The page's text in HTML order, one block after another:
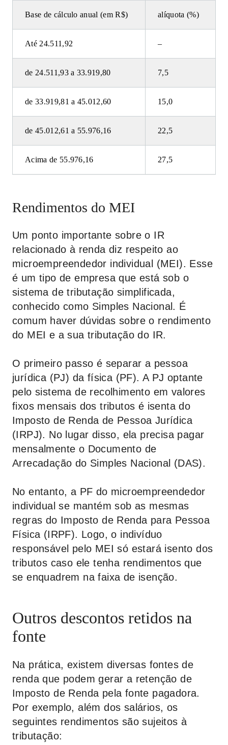
Base de cálculo anual (em R$) alíquota (%)
Até 24.511,92 –
de 24.511,93 a 33.919,80 7,5
de 33.919,81 a 45.012,60 15,0
de 45.012,61 a 55.976,16 22,5
Acima de 55.976,16 27,5
Rendimentos do MEI
Um ponto importante sobre o IR
relacionado à renda diz respeito ao
microempreendedor individual (MEI). Esse
é um tipo de empresa que está sob o
sistema de tributação simplificada,
conhecido como Simples Nacional. É
comum haver dúvidas sobre o rendimento
do MEI e a sua tributação do IR.
O primeiro passo é separar a pessoa
jurídica (PJ) da física (PF). A PJ optante
pelo sistema de recolhimento em valores
fixos mensais dos tributos é isenta do
Imposto de Renda de Pessoa Jurídica
(IRPJ). No lugar disso, ela precisa pagar
mensalmente o Documento de
Arrecadação do Simples Nacional (DAS).
No entanto, a PF do microempreendedor
individual se mantém sob as mesmas
regras do Imposto de Renda para Pessoa
Física (IRPF). Logo, o indivíduo
responsável pelo MEI só estará isento dos
tributos caso ele tenha rendimentos que
se enquadrem na faixa de isenção.
Outros descontos retidos na
fonte
Na prática, existem diversas fontes de
renda que podem gerar a retenção de
Imposto de Renda pela fonte pagadora.
Por exemplo, além dos salários, os
seguintes rendimentos são sujeitos à
tributação: